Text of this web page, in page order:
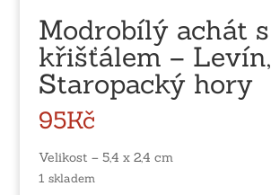
Modrobílý achát s
křišťálem – Levín,
Staropacký hory
95Kč
Velikost – 5,4 x 2,4 cm
1 skladem